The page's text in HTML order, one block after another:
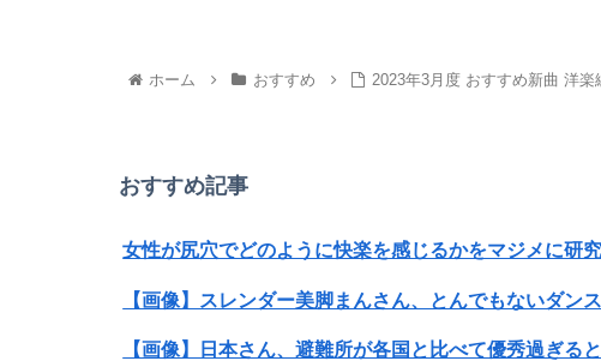
ホーム おすすめ 2023年3月度 おすすめ新曲 洋楽
おすすめ記事
女性が尻穴でどのように快楽を感じるかをマジメに研
【画像】スレンダー美脚まんさん、とんでもないダン
【画像】日本さん、避難所が各国と比べて優秀過ぎる